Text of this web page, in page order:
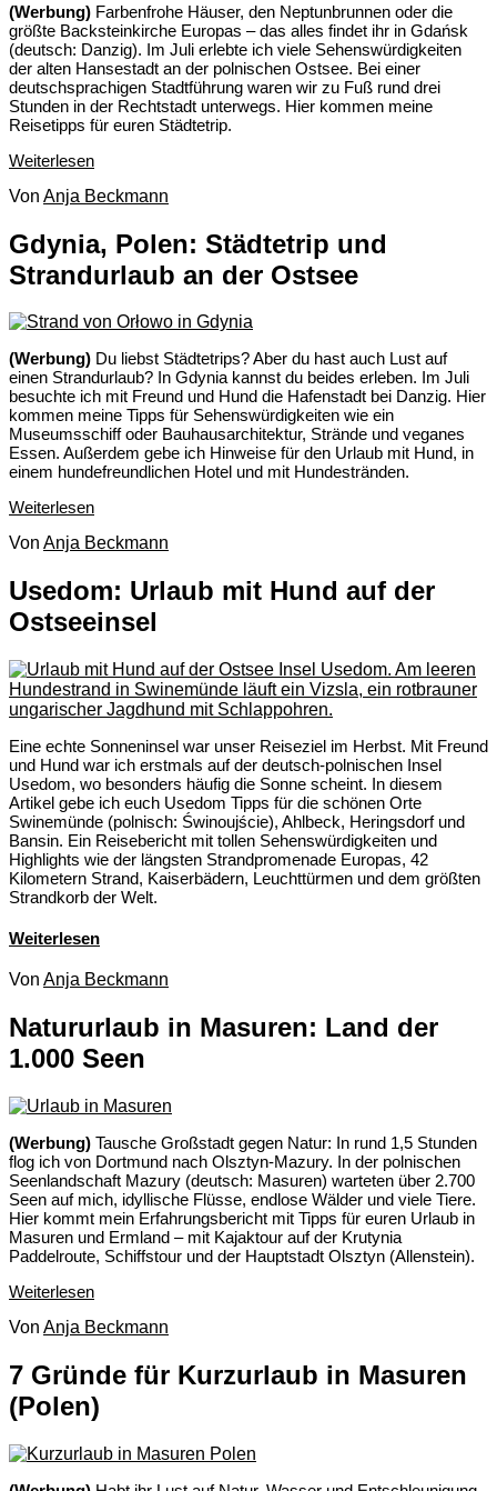
(Werbung) Farbenfrohe Häuser, den Neptunbrunnen oder die
größte Backsteinkirche Europas – das alles findet ihr in Gdańsk
(deutsch: Danzig). Im Juli erlebte ich viele Sehenswürdigkeiten
der alten Hansestadt an der polnischen Ostsee. Bei einer
deutschsprachigen Stadtführung waren wir zu Fuß rund drei
Stunden in der Rechtstadt unterwegs. Hier kommen meine
Reisetipps für euren Städtetrip.
Weiterlesen
Von Anja Beckmann
Gdynia, Polen: Städtetrip und
Strandurlaub an der Ostsee
(Werbung) Du liebst Städtetrips? Aber du hast auch Lust auf
einen Strandurlaub? In Gdynia kannst du beides erleben. Im Juli
besuchte ich mit Freund und Hund die Hafenstadt bei Danzig. Hier
kommen meine Tipps für Sehenswürdigkeiten wie ein
Museumsschiff oder Bauhausarchitektur, Strände und veganes
Essen. Außerdem gebe ich Hinweise für den Urlaub mit Hund, in
einem hundefreundlichen Hotel und mit Hundestränden.
Weiterlesen
Von Anja Beckmann
Usedom: Urlaub mit Hund auf der
Ostseeinsel
Eine echte Sonneninsel war unser Reiseziel im Herbst. Mit Freund
und Hund war ich erstmals auf der deutsch-polnischen Insel
Usedom, wo besonders häufig die Sonne scheint. In diesem
Artikel gebe ich euch Usedom Tipps für die schönen Orte
Swinemünde (polnisch: Świnoujście), Ahlbeck, Heringsdorf und
Bansin. Ein Reisebericht mit tollen Sehenswürdigkeiten und
Highlights wie der längsten Strandpromenade Europas, 42
Kilometern Strand, Kaiserbädern, Leuchttürmen und dem größten
Strandkorb der Welt.
Weiterlesen
Von Anja Beckmann
Natururlaub in Masuren: Land der
1.000 Seen
(Werbung) Tausche Großstadt gegen Natur: In rund 1,5 Stunden
flog ich von Dortmund nach Olsztyn-Mazury. In der polnischen
Seenlandschaft Mazury (deutsch: Masuren) warteten über 2.700
Seen auf mich, idyllische Flüsse, endlose Wälder und viele Tiere.
Hier kommt mein Erfahrungsbericht mit Tipps für euren Urlaub in
Masuren und Ermland – mit Kajaktour auf der Krutynia
Paddelroute, Schiffstour und der Hauptstadt Olsztyn (Allenstein).
Weiterlesen
Von Anja Beckmann
7 Gründe für Kurzurlaub in Masuren
(Polen)